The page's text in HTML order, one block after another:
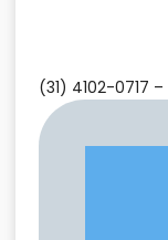
(31) 4102-0717 –